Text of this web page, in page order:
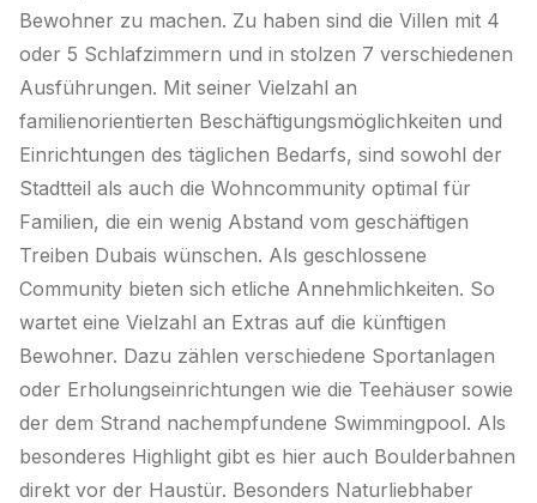
Bewohner zu machen. Zu haben sind die Villen mit 4
oder 5 Schlafzimmern und in stolzen 7 verschiedenen
Ausführungen. Mit seiner Vielzahl an
familienorientierten Beschäftigungsmöglichkeiten und
Einrichtungen des täglichen Bedarfs, sind sowohl der
Stadtteil als auch die Wohncommunity optimal für
Familien, die ein wenig Abstand vom geschäftigen
Treiben Dubais wünschen. Als geschlossene
Community bieten sich etliche Annehmlichkeiten. So
wartet eine Vielzahl an Extras auf die künftigen
Bewohner. Dazu zählen verschiedene Sportanlagen
oder Erholungseinrichtungen wie die Teehäuser sowie
der dem Strand nachempfundene Swimmingpool. Als
besonderes Highlight gibt es hier auch Boulderbahnen
direkt vor der Haustür. Besonders Naturliebhaber